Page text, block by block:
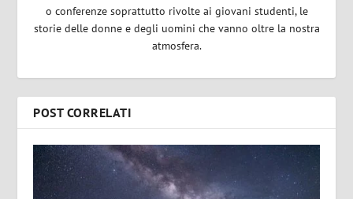
o conferenze soprattutto rivolte ai giovani studenti, le
storie delle donne e degli uomini che vanno oltre la nostra
atmosfera.
POST CORRELATI